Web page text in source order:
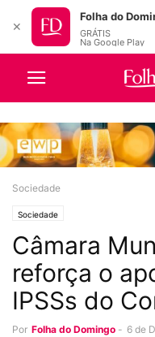
Sociedade
Sociedade
Câmara
reforça o
IPSSs do
Por Folha do Domingo - 6 de
✕
Folha do
GRÁTIS
Na Google Play